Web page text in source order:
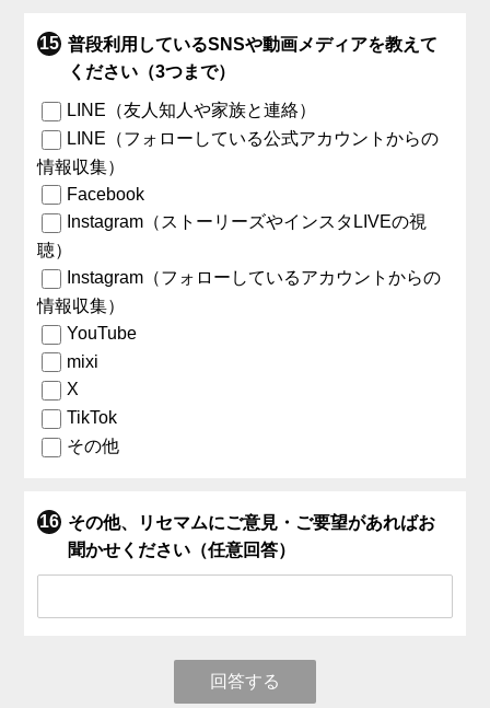
普段利用しているSNSや動画メディアを教えて
ください（3つまで）
LINE（友人知人や家族と連絡）
LINE（フォローしている公式アカウントからの
情報収集）
Facebook
Instagram（ストーリーズやインスタLIVEの視
聴）
Instagram（フォローしているアカウントからの
情報収集）
YouTube
mixi
X
TikTok
その他
その他、リセマムにご意見・ご要望があればお
聞かせください（任意回答）
回答する